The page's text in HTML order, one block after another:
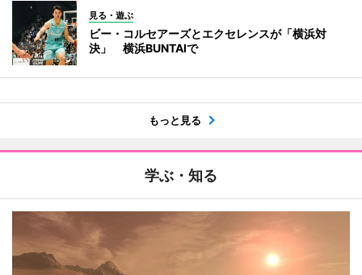
見る・遊ぶ
ビー・コルセアーズとエクセレンスが「横浜対
決」 横浜BUNTAIで
もっと見る
学ぶ・知る